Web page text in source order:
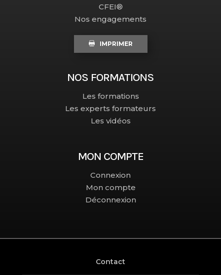
CFEI®
Nos engagements
IMPRIMER
NOS FORMATIONS
Les formations
Les experts formateurs
Les vidéos
MON COMPTE
Connexion
Mon compte
Déconnexion
Contact